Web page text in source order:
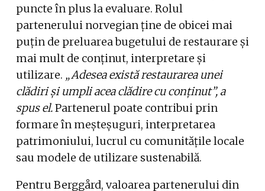
puncte în plus la evaluare. Rolul
partenerului norvegian ține de obicei mai
puțin de preluarea bugetului de restaurare și
mai mult de conținut, interpretare și
utilizare. „Adesea există restaurarea unei
clădiri și umpli acea clădire cu conținut”, a
spus el.Partenerul poate contribui prin
formare în meșteșuguri, interpretarea
patrimoniului, lucrul cu comunitățile locale
sau modele de utilizare sustenabilă.
Pentru Berggård, valoarea partenerului din